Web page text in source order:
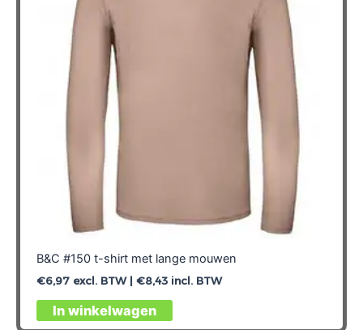
B&C #150 t-shirt met lange mouwen
€6,97excl. BTW | €8,43incl. BTW
In winkelwagen
Dit
product